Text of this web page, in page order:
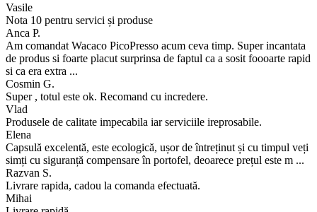
Vasile
Nota 10 pentru servici și produse
Anca P.
Am comandat Wacaco PicoPresso acum ceva timp. Super incantata
de produs si foarte placut surprinsa de faptul ca a sosit foooarte rapid
si ca era extra ...
Cosmin G.
Super , totul este ok. Recomand cu incredere.
Vlad
Produsele de calitate impecabila iar serviciile ireprosabile.
Elena
Capsulă excelentă, este ecologică, ușor de întreținut și cu timpul veți
simți cu siguranță compensare în portofel, deoarece prețul este m ...
Razvan S.
Livrare rapida, cadou la comanda efectuată.
Mihai